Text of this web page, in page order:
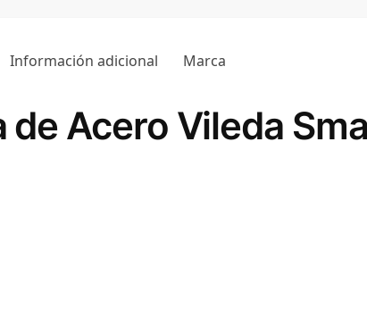
Información adicional Marca
de Acero Vileda